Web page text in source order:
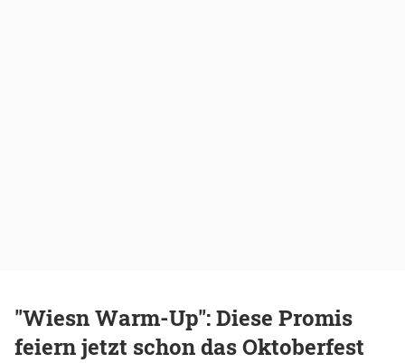
"Wiesn Warm-Up": Diese Promis
feiern jetzt schon das Oktoberfest